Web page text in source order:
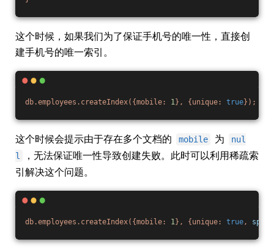
这个时候，如果我们为了保证手机号的唯一性，直接创
建手机号的唯一索引。
db.employees.createIndex({mobile: 1}, {unique: true});
这个时候会提示由于存在多个文档的 mobile 为
nul
l
，无法保证唯一性导致创建失败。此时可以利用稀疏索
引解决这个问题。
db.employees.createIndex({mobile: 1}, {unique: true,